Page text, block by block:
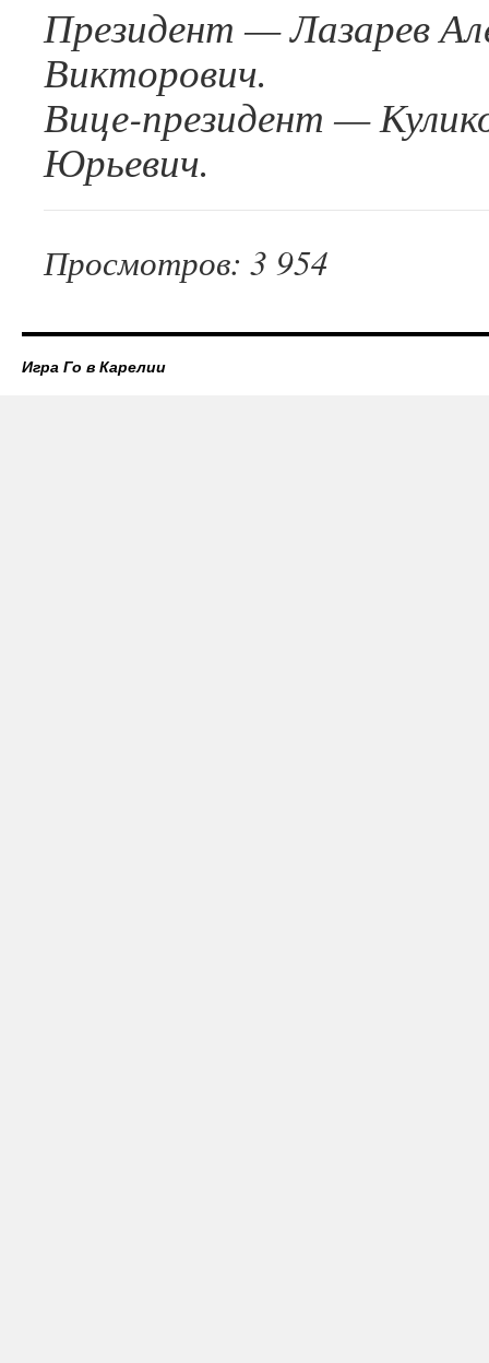
Президент — Лазарев
Викторович.
Вице-президент —
Юрьевич.
Просмотров: 3 954
Игра Го в Карелии